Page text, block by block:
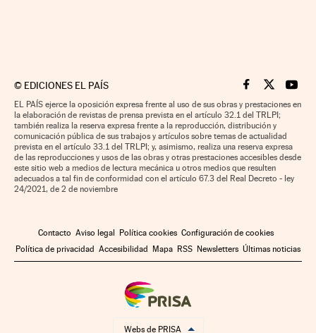
© EDICIONES EL PAÍS Cinco Días en
Cinco Días
Cinco
EL PAÍS ejerce la oposición expresa frente al uso de sus obras y prestaciones en
la elaboración de revistas de prensa prevista en el artículo 32.1 del TRLPI;
también realiza la reserva expresa frente a la reproducción, distribución y
comunicación pública de sus trabajos y artículos sobre temas de actualidad
prevista en el artículo 33.1 del TRLPI; y, asimismo, realiza una reserva expresa
de las reproducciones y usos de las obras y otras prestaciones accesibles desde
este sitio web a medios de lectura mecánica u otros medios que resulten
adecuados a tal fin de conformidad con el artículo 67.3 del Real Decreto - ley
24/2021, de 2 de noviembre
Contacto Aviso legal Política cookies Configuración de cookies
Política de privacidad Accesibilidad Mapa RSS Newsletters Últimas noticias
Webs de PRISA